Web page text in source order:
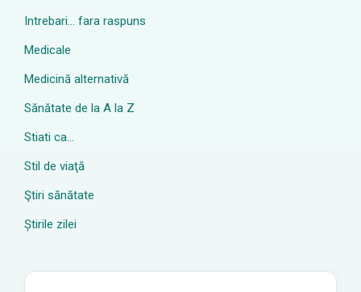
Intrebari… fara raspuns
Medicale
Medicină alternativă
Sănătate de la A la Z
Stiati ca…
Stil de viaţă
Ştiri sănătate
Știrile zilei